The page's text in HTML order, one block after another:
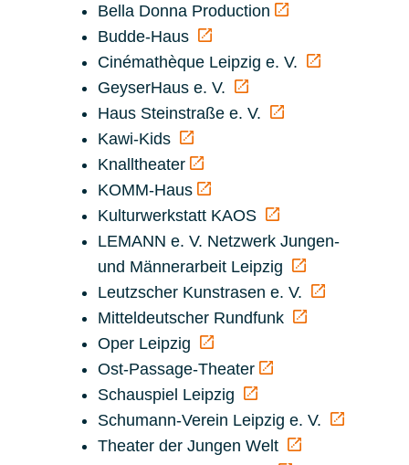
Bella Donna Production
Budde-Haus
Cinémathèque Leipzig e. V.
GeyserHaus e. V.
Haus Steinstraße e. V.
Kawi-Kids
Knalltheater
KOMM-Haus
Kulturwerkstatt KAOS
LEMANN e. V. Netzwerk Jungen-
und Männerarbeit Leipzig
Leutzscher Kunstrasen e. V.
Mitteldeutscher Rundfunk
Oper Leipzig
Ost-Passage-Theater
Schauspiel Leipzig
Schumann-Verein Leipzig e. V.
Theater der Jungen Welt